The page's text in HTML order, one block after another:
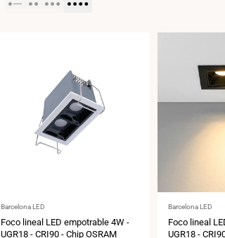
Proveedor:
Barcelona LED
Foco lineal LED empotrable 4W -
UGR18 - CRI90 - Chip OSRAM
Proveedor:
Barcelona LED
Foco lineal
UGR18 -